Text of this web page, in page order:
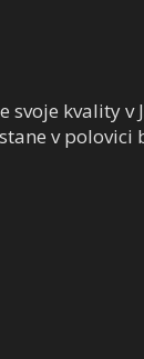
svoje kvality
v polovici